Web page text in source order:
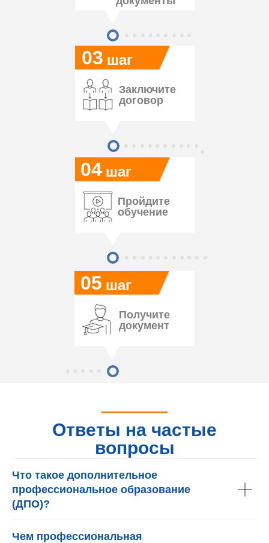
05
04
03 шаг
шаг
шаг
Заключите
договор
Пройдите
обучение
Получите
документ
Ответы на частые
вопросы
Что такое дополнительное
профессиональное образование
(ДПО)?
Чем профессиональная